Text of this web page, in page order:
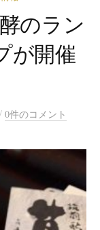
のラン
が開催
/ 0件のコメント